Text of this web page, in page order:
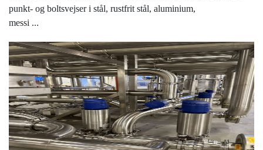
punkt- og boltsvejser i stål, rustfrit stål, aluminium,
messi ...